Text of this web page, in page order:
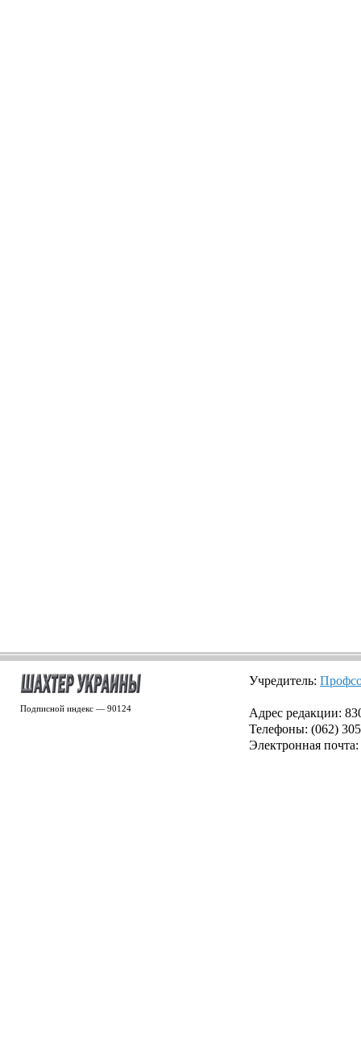
Подписной индекс — 90124
Учредитель:
Адрес редакции:
Телефоны: (062)
Электронная почта: